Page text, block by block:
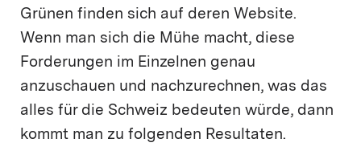
Grünen finden sich auf deren Website.
Wenn man sich die Mühe macht, diese
Forderungen im Einzelnen genau
anzuschauen und nachzurechnen, was das
alles für die Schweiz bedeuten würde, dann
kommt man zu folgenden Resultaten.